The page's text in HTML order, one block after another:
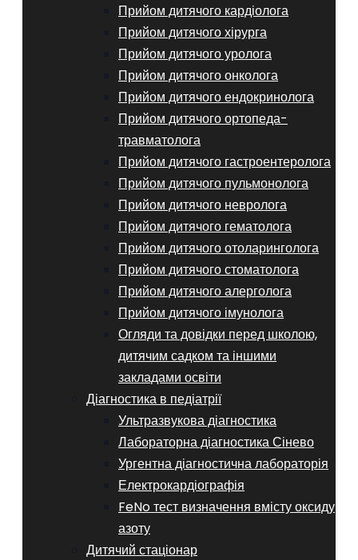
Прийом дитячого кардіолога
Прийом дитячого хірурга
Прийом дитячого уролога
Прийом дитячого онколога
Прийом дитячого ендокринолога
Прийом дитячого ортопеда-
травматолога
Прийом дитячого гастроентеролога
Прийом дитячого пульмонолога
Прийом дитячого невролога
Прийом дитячого гематолога
Прийом дитячого отоларинголога
Прийом дитячого стоматолога
Прийом дитячого алерголога
Прийом дитячого імунолога
Огляди та довідки перед школою,
дитячим садком та іншими
закладами освіти
Діагностика в педіатрії
Ультразвукова діагностика
Лабораторна діагностика Сінево
Ургентна діагностична лабораторія
Електрокардіографія
FeNo тест визначення вмісту оксиду
азоту
Дитячий стаціонар